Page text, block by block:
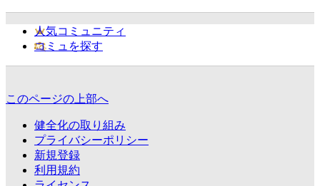
人気コミュニティ
コミュを探す
このページの上部へ
健全化の取り組み
プライバシーポリシー
新規登録
利用規約